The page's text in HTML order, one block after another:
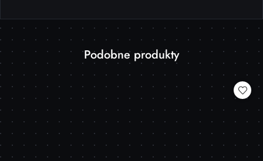
Pomiń karuzelę produktów
Produkty
statusie:
Podobne produkty